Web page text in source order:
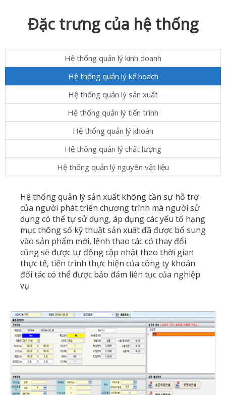
Đặc trưng của hệ thống
Hệ thống quản lý kinh doanh
Hệ thống quản lý kế hoạch
Hệ thống quản lý sản xuất
Hệ thống quản lý tiến trình
Hệ thống quản lý khoán
Hệ thống quản lý chất lượng
Hệ thống quản lý nguyên vật liệu
Hệ thống quản lý sản xuất không cần sự hỗ trợ
của người phát triển chương trình mà người sử
dụng có thể tự sử dụng, áp dụng các yếu tố hạng
mục thông số kỹ thuật sản xuất đã được bổ sung
vào sản phẩm mới, lệnh thao tác có thay đổi
cũng sẽ được tự động cập nhật theo thời gian
thực tế, tiến trình thực hiện của công ty khoán
đối tác có thể được bảo đảm liên tục của nghiệp
vụ.